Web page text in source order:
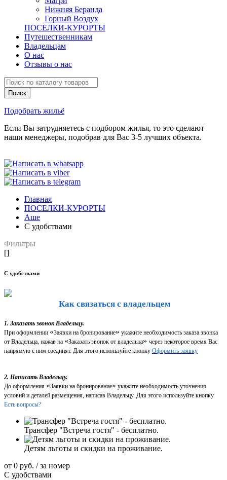
Нижняя Беранда
Горный Воздух
ПОСЕЛКИ-КУРОРТЫ
Путешественникам
Владельцам
О нас
Отзывы о нас
Подобрать жильё
Если Вы затрудняетесь с подбором жилья, то это сделают
наши менеджеры, подобрав для Вас 3-5 лучших объекта.
Главная
ПОСЕЛКИ-КУРОРТЫ
Аше
С удобствами
Фильтры
[]
С удобствами
Как связаться с владельцем
1. Заказать звонок Владельцу.
При оформлении «Заявки на бронирование» укажите необходимость заказа звонка
от Владельца, нажав на «Заказать звонок от владельца» через некоторое время Вас
напрямую с ним соединят. Для этого используйте кнопку Оформить заявку
2. Написать Владельцу.
До оформления «Заявки на бронирование» укажите необходимость уточнения
условий и деталей размещения, написав Владельцу. Для этого используйте кнопку
Есть вопросы?
Трансфер "Встреча гостя" - бесплатно.
Детям льготы и скидки на проживание.
от 0 руб. / за номер
С удобствами